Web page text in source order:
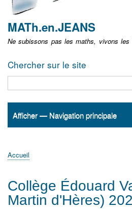
MATh.en.JEANS
Ne subissons pas les maths, vivons les
Chercher sur le site
Navigation
Afficher — Navigation principale
Accueil
ActualitésMATh.en.JEANS ?
Régions et Ateliers
Créer, gérer un atelier
Sujets/Publications
Congrès
d'Ariane
Accueil
Collège Édouard
Martin d'Hères)